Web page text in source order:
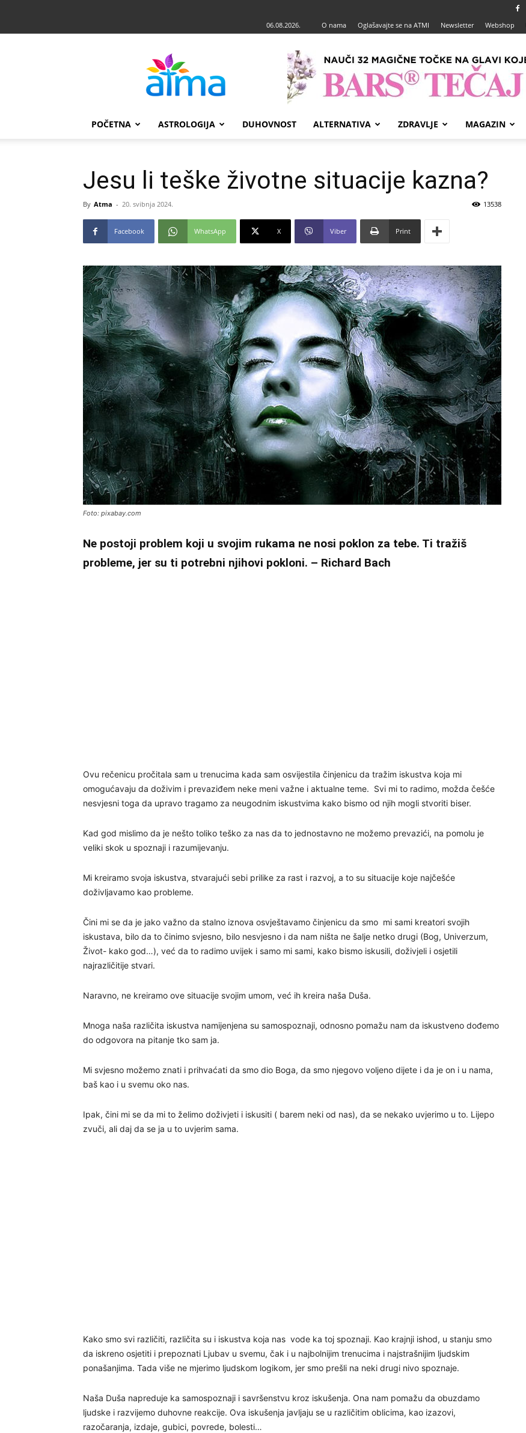
06.08.2026. O nama Oglašavajte se na ATMI Newsletter Webshop
POČETNA ASTROLOGIJA DUHOVNOST ALTERNATIVA ZDRAVLJE MAGAZIN
Jesu li teške životne situacije kazna?
By Atma - 20. svibnja 2024. 13538
Facebook WhatsApp X Viber Print
Foto: pixabay.com
Ne postoji problem koji u svojim rukama ne nosi poklon za tebe. Ti tražiš
probleme, jer su ti potrebni njihovi pokloni. – Richard Bach
Ovu rečenicu pročitala sam u trenucima kada sam osvijestila činjenicu da tražim iskustva koja mi
omogućavaju da doživim i prevaziđem neke meni važne i aktualne teme. Svi mi to radimo, možda češće
nesvjesni toga da upravo tragamo za neugodnim iskustvima kako bismo od njih mogli stvoriti biser.
Kad god mislimo da je nešto toliko teško za nas da to jednostavno ne možemo prevazići, na pomolu je
veliki skok u spoznaji i razumijevanju.
Mi kreiramo svoja iskustva, stvarajući sebi prilike za rast i razvoj, a to su situacije koje najčešće
doživljavamo kao probleme.
Čini mi se da je jako važno da stalno iznova osvještavamo činjenicu da smo mi sami kreatori svojih
iskustava, bilo da to činimo svjesno, bilo nesvjesno i da nam ništa ne šalje netko drugi (Bog, Univerzum,
Život- kako god…), već da to radimo uvijek i samo mi sami, kako bismo iskusili, doživjeli i osjetili
najrazličitije stvari.
Naravno, ne kreiramo ove situacije svojim umom, već ih kreira naša Duša.
Mnoga naša različita iskustva namijenjena su samospoznaji, odnosno pomažu nam da iskustveno dođemo
do odgovora na pitanje tko sam ja.
Mi svjesno možemo znati i prihvaćati da smo dio Boga, da smo njegovo voljeno dijete i da je on i u nama,
baš kao i u svemu oko nas.
Ipak, čini mi se da mi to želimo doživjeti i iskusiti ( barem neki od nas), da se nekako uvjerimo u to. Lijepo
zvuči, ali daj da se ja u to uvjerim sama.
Kako smo svi različiti, različita su i iskustva koja nas vode ka toj spoznaji. Kao krajnji ishod, u stanju smo
da iskreno osjetiti i prepoznati Ljubav u svemu, čak i u najbolnijim trenucima i najstrašnijim ljudskim
ponašanjima. Tada više ne mjerimo ljudskom logikom, jer smo prešli na neki drugi nivo spoznaje.
Naša Duša napreduje ka samospoznaji i savršenstvu kroz iskušenja. Ona nam pomažu da obuzdamo
ljudske i razvijemo duhovne reakcije. Ova iskušenja javljaju se u različitim oblicima, kao izazovi,
razočaranja, izdaje, gubici, povrede, bolesti…